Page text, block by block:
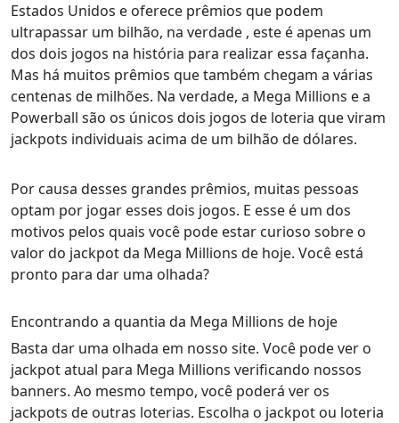
Estados Unidos e oferece prêmios que podem
ultrapassar um bilhão, na verdade , este é apenas um
dos dois jogos na história para realizar essa façanha.
Mas há muitos prêmios que também chegam a várias
centenas de milhões. Na verdade, a Mega Millions e a
Powerball são os únicos dois jogos de loteria que viram
jackpots individuais acima de um bilhão de dólares.
Por causa desses grandes prêmios, muitas pessoas
optam por jogar esses dois jogos. E esse é um dos
motivos pelos quais você pode estar curioso sobre o
valor do jackpot da Mega Millions de hoje. Você está
pronto para dar uma olhada?
Encontrando a quantia da Mega Millions de hoje
Basta dar uma olhada em nosso site. Você pode ver o
jackpot atual para Mega Millions verificando nossos
banners. Ao mesmo tempo, você poderá ver os
jackpots de outras loterias. Escolha o jackpot ou loteria